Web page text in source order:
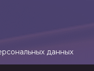
данных